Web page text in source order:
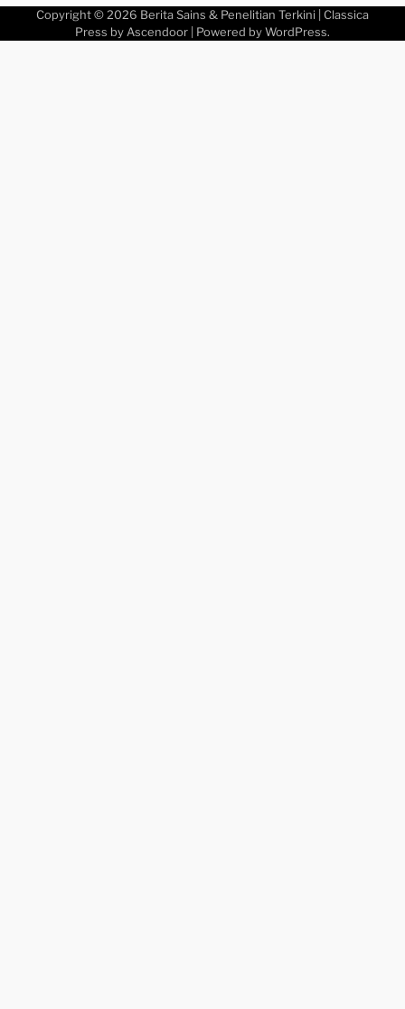
Copyright © 2026 Berita Sains & Penelitian Terkini | Classica
Press by Ascendoor | Powered by WordPress.